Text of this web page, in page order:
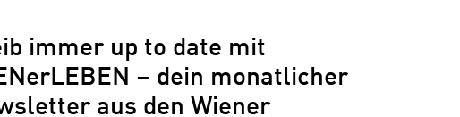
immer up to date mit
– dein monatlicher
aus den Wiener